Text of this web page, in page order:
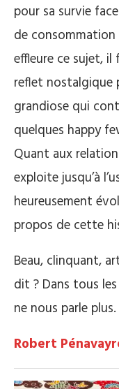
pour sa survie
de consommation
effleure ce sujet,
reflet nostalgique
grandiose qui
quelques happy
Quant aux
exploite jusqu’à
heureusement
propos de cette
Beau, clinquant,
dit ? Dans tous
ne nous parle plus.
Robert